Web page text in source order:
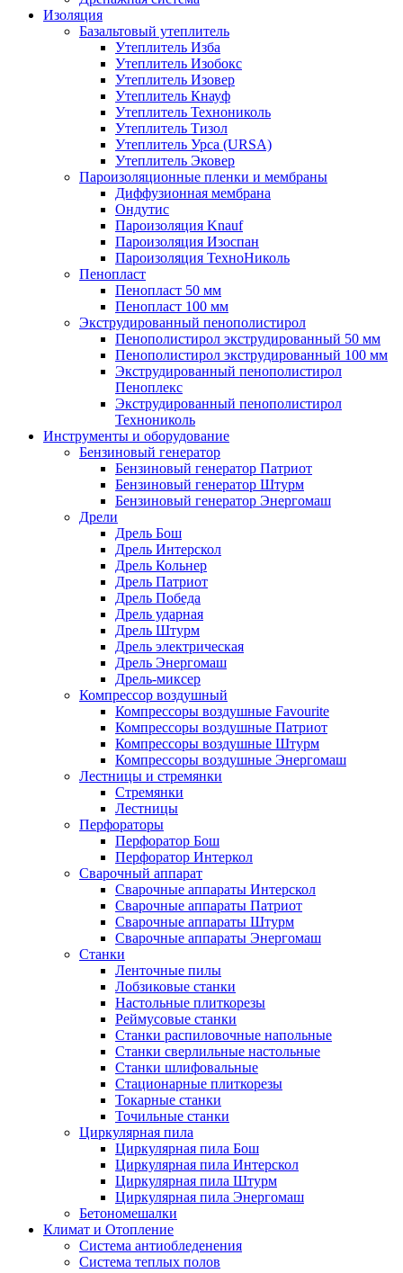
Изоляция
Базальтовый утеплитель
Утеплитель Изба
Утеплитель Изобокс
Утеплитель Изовер
Утеплитель Кнауф
Утеплитель Технониколь
Утеплитель Тизол
Утеплитель Урса (URSA)
Утеплитель Эковер
Пароизоляционные пленки и мембраны
Диффузионная мембрана
Ондутис
Пароизоляция Knauf
Пароизоляция Изоспан
Пароизоляция ТехноНиколь
Пенопласт
Пенопласт 50 мм
Пенопласт 100 мм
Экструдированный пенополистирол
Пенополистирол экструдированный 50 мм
Пенополистирол экструдированный 100 мм
Экструдированный пенополистирол
Пеноплекс
Экструдированный пенополистирол
Технониколь
Инструменты и оборудование
Бензиновый генератор
Бензиновый генератор Патриот
Бензиновый генератор Штурм
Бензиновый генератор Энергомаш
Дрели
Дрель Бош
Дрель Интерскол
Дрель Кольнер
Дрель Патриот
Дрель Победа
Дрель ударная
Дрель Штурм
Дрель электрическая
Дрель Энергомаш
Дрель-миксер
Компрессор воздушный
Компрессоры воздушные Favourite
Компрессоры воздушные Патриот
Компрессоры воздушные Штурм
Компрессоры воздушные Энергомаш
Лестницы и стремянки
Стремянки
Лестницы
Перфораторы
Перфоратор Бош
Перфоратор Интеркол
Сварочный аппарат
Сварочные аппараты Интерскол
Сварочные аппараты Патриот
Сварочные аппараты Штурм
Сварочные аппараты Энергомаш
Станки
Ленточные пилы
Лобзиковые станки
Настольные плиткорезы
Реймусовые станки
Станки распиловочные напольные
Станки сверлильные настольные
Станки шлифовальные
Стационарные плиткорезы
Токарные станки
Точильные станки
Циркулярная пила
Циркулярная пила Бош
Циркулярная пила Интерскол
Циркулярная пила Штурм
Циркулярная пила Энергомаш
Бетономешалки
Климат и Отопление
Система антиобледенения
Система теплых полов